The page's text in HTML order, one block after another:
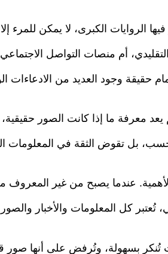
فيها الروايات الكبرى، لا يمكن
التقليدي، أم منصات التواصل
حقيقة وجود العديد من الادعاءات
يعد معرفة ما إذا كانت الصور
بل تقوض الثقة في المعلومات
عندما يصبح من غير المعروف
تُعتبر كل المعلومات والأخبار
تُنكر بسهولة، وتُرفض على أنها صور